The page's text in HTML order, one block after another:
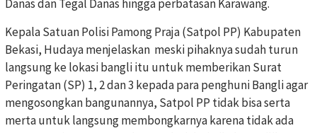
Danas dan Tegal Danas hingga perbatasan Karawang.
Kepala Satuan Polisi Pamong Praja (Satpol PP) Kabupaten
Bekasi, Hudaya menjelaskan meski pihaknya sudah turun
langsung ke lokasi bangli itu untuk memberikan Surat
Peringatan (SP) 1, 2 dan 3 kepada para penghuni Bangli agar
mengosongkan bangunannya, Satpol PP tidak bisa serta
merta untuk langsung membongkarnya karena tidak ada